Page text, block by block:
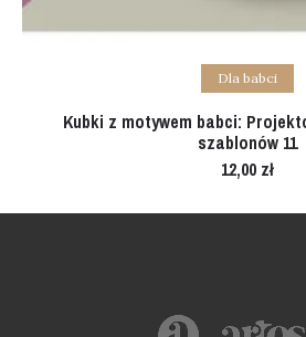
Add to cart
Dla babci
Kubki z motywem babci:
szablonów 11
12,00 zł